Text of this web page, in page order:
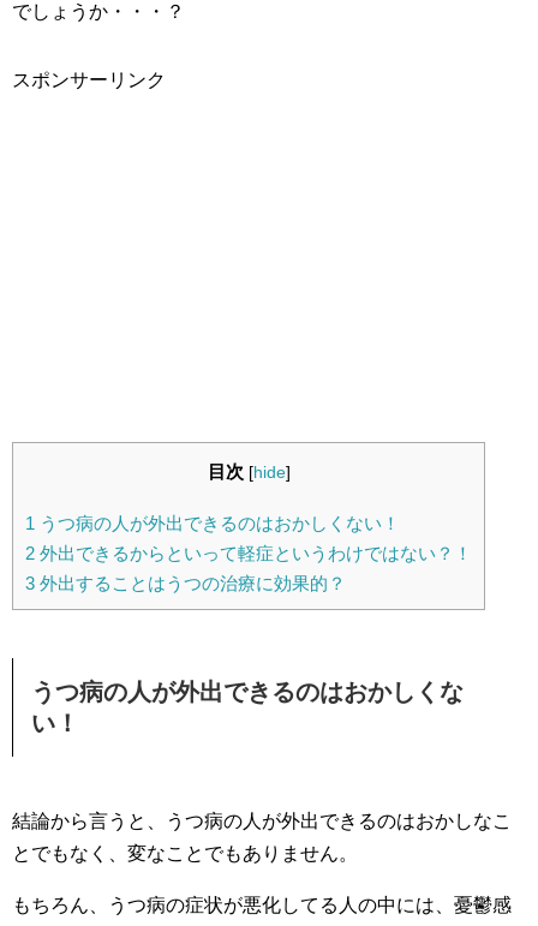
でしょうか・・・？
スポンサーリンク
目次 [hide]
1 うつ病の人が外出できるのはおかしくない！
2 外出できるからといって軽症というわけではない？！
3 外出することはうつの治療に効果的？
うつ病の人が外出できるのはおかしくな
い！
結論から言うと、うつ病の人が外出できるのはおかしなこ
とでもなく、変なことでもありません。
もちろん、うつ病の症状が悪化してる人の中には、憂鬱感